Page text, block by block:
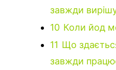
завжди
10 Коли йод
11 Що
завжди